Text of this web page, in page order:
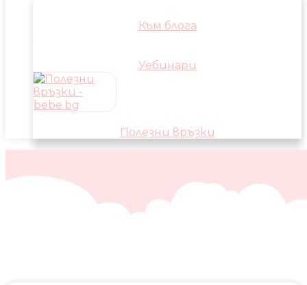
Към блога
Уебинари
Полезни връзки